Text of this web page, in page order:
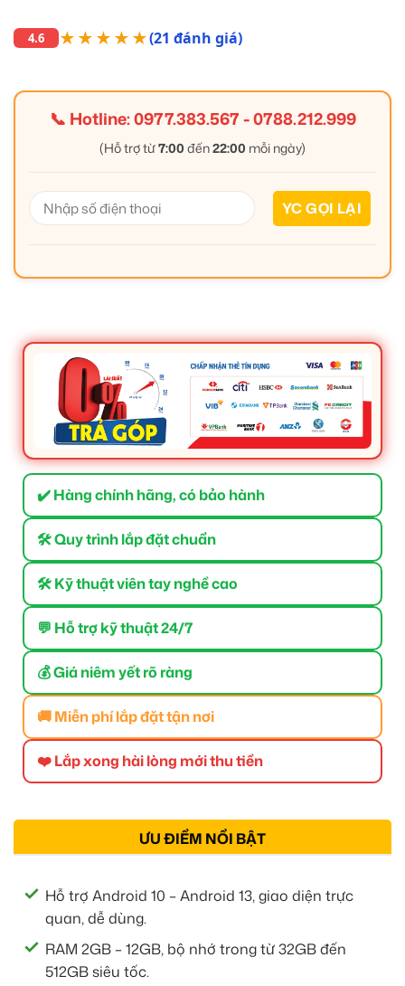
4.6 ★★★★★(21 đánh giá)
📞 Hotline:0977.383.567-0788.212.999
(Hỗ trợ từ7:00 đến22:00 mỗi ngày)
✔️ Hàng chính hãng, có bảo hành
🛠 Quy trình lắp đặt chuẩn
🛠 Kỹ thuật viên tay nghề cao
💬 Hỗ trợ kỹ thuật 24/7
💰 Giá niêm yết rõ ràng
🚚 Miễn phí lắp đặt tận nơi
❤️ Lắp xong hài lòng mới thu tiền
ƯU ĐIỂM NỔI BẬT
Hỗ trợ Android 10 – Android 13, giao diện trực
quan, dễ dùng.
RAM 2GB – 12GB, bộ nhớ trong từ 32GB đến
512GB siêu tốc.